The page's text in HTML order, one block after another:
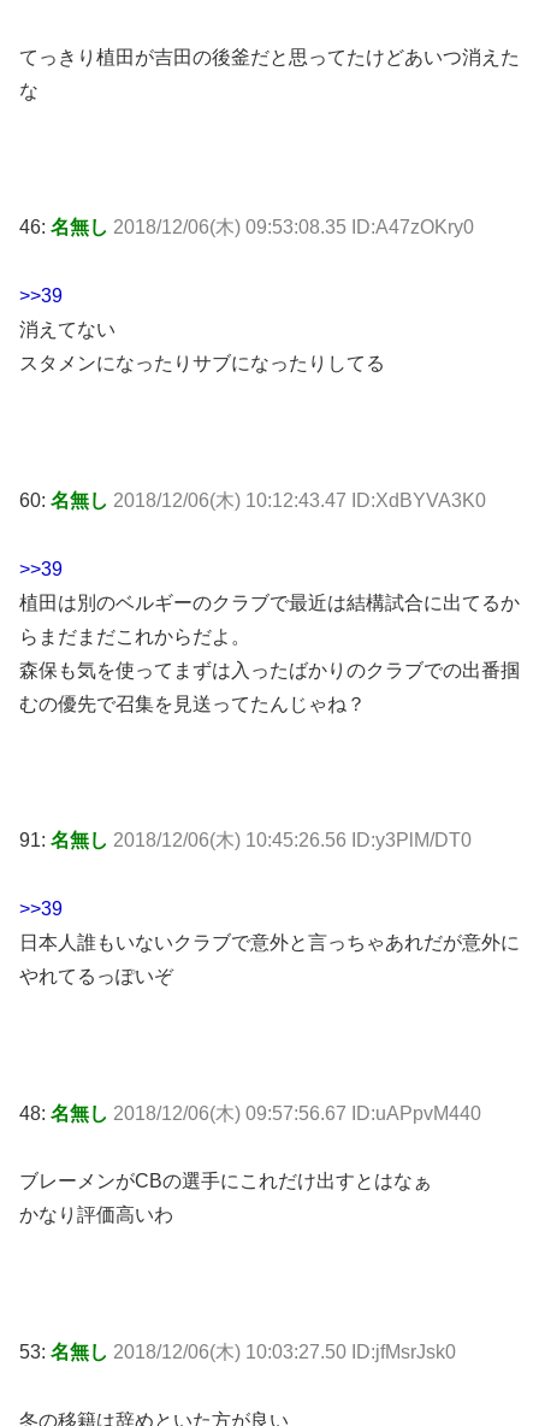
てっきり植田が吉田の後釜だと思ってたけどあいつ消えた
な
46: 名無し 2018/12/06(木) 09:53:08.35 ID:A47zOKry0
>>39
消えてない
スタメンになったりサブになったりしてる
60: 名無し 2018/12/06(木) 10:12:43.47 ID:XdBYVA3K0
>>39
植田は別のベルギーのクラブで最近は結構試合に出てるか
らまだまだこれからだよ。
森保も気を使ってまずは入ったばかりのクラブでの出番掴
むの優先で召集を見送ってたんじゃね？
91: 名無し 2018/12/06(木) 10:45:26.56 ID:y3PlM/DT0
>>39
日本人誰もいないクラブで意外と言っちゃあれだが意外に
やれてるっぽいぞ
48: 名無し 2018/12/06(木) 09:57:56.67 ID:uAPpvM440
ブレーメンがCBの選手にこれだけ出すとはなぁ
かなり評価高いわ
53: 名無し 2018/12/06(木) 10:03:27.50 ID:jfMsrJsk0
冬の移籍は辞めといた方が良い